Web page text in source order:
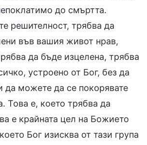
до смъртта.
решителност, трябва да
във вашия живот нрав,
да бъде изцелена, трябва
устроено от Бог, без да
да можете да се покорявате
Това е, което трябва да
е крайната цел на Божието
Бог изисква от тази група